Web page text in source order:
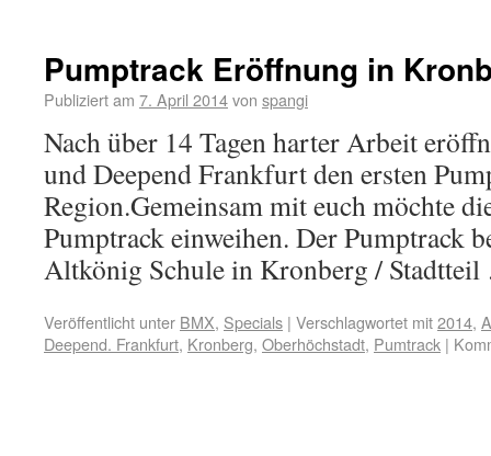
Pumptrack Eröffnung in
Publiziert am 7. April 2014von spangi
Nach über 14 Tagen harter Arbeit
und Deepend Frankfurt den ersten
Region.Gemeinsam mit euch möchte
Pumptrack einweihen. Der Pumptrack
Altkönig Schule in Kronberg /
Veröffentlicht unter BMX, Specials | Verschlagwortet mit2014,
Deepend. Frankfurt, Kronberg, Oberhöchstadt, Pumtrack |